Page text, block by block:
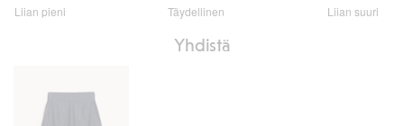
Liian pieni Täydellinen Liian suuri
/
Yhdistä